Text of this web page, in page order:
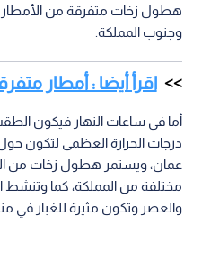
هطول زخات متفرقة من
وجنوب المملكة.
اقرأ أيضا : أمطار
أما في ساعات النهار فيكون
عمان، ويستمر هطول زخات من
مختلفة من المملكة، كما وتنشط
والعصر وتكون مثيرة للغبار في